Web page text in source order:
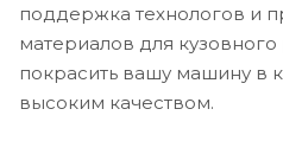
поддержка технологов и
материалов для
покрасить вашу машину в
высоким качеством.